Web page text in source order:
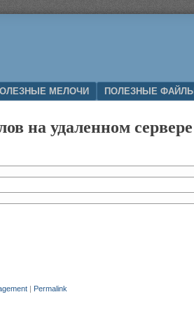
МЕЛОЧИ ПОЛЕЗНЫЕ ФАЙЛЫ
на удаленном сервере
| Permalink